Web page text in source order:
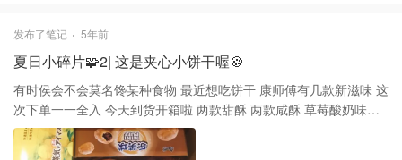
发布了笔记 5年前
夏日小碎片🧩2| 这是夹心小饼干喔🍪
有时侯会不会莫名馋某种食物 最近想吃饼干 康师傅有几款新滋味 这
次下单一一全入 今天到货开箱啦 两款甜酥 两款咸酥 草莓酸奶味和
清新柠檬味 葱香奶油味和奶油芝士味 虽然还没开包吃 看这包装颜值
可以先给个好评 期待啦